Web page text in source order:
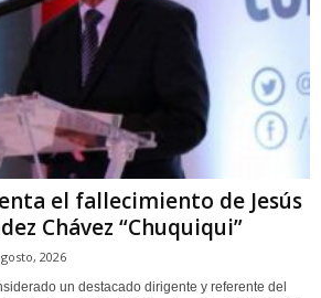
el fallecimiento de Jesús
Chávez “Chuquiqui”
2026
un destacado dirigente y referente del